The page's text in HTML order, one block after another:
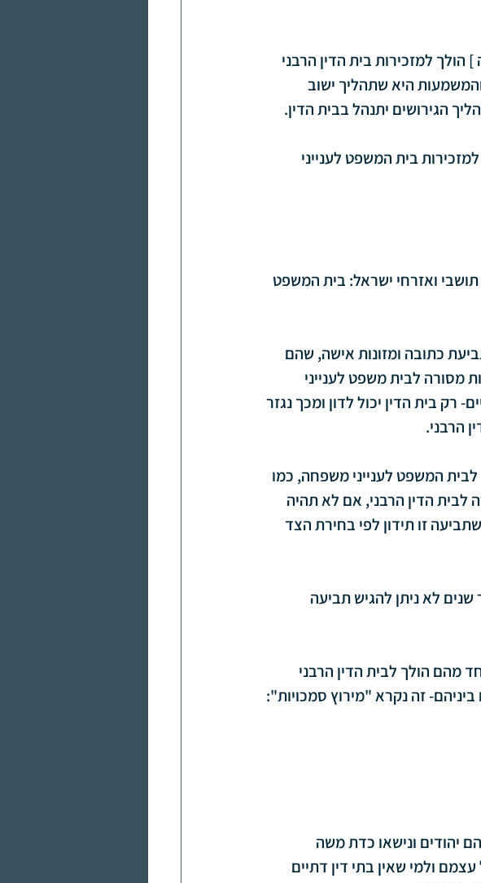
למזכירות בית הדין הרבני
זה פשוט מאוד, עולה 106 שקלים, והמשמעות היא שתהליך ישוב
הגירושים יתנהל בבית הדין.
בית המשפט לענייני
תושבי ואזרחי ישראל: בית המשפט
כתובה ומזונות אישה, שהם
מסורה לבית משפט לענייני
בית הדין יכול לדון ומכך נגזר
הרבני.
המשפט לענייני משפחה, כמו
הדין הרבני, אם לא תהיה
זו תידון לפי בחירת הצד
לא ניתן להגיש תביעה
מהם הולך לבית הדין הרבני
זה נקרא "מירוץ סמכויות":
יהודים ונישאו כדת משה
ולמי שאין בתי דין דתיים